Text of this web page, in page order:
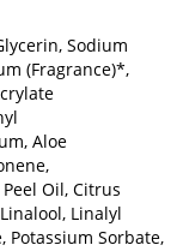
Sodium
(Fragrance)*,
Aloe
Oil, Citrus
Linalyl
Potassium Sorbate,